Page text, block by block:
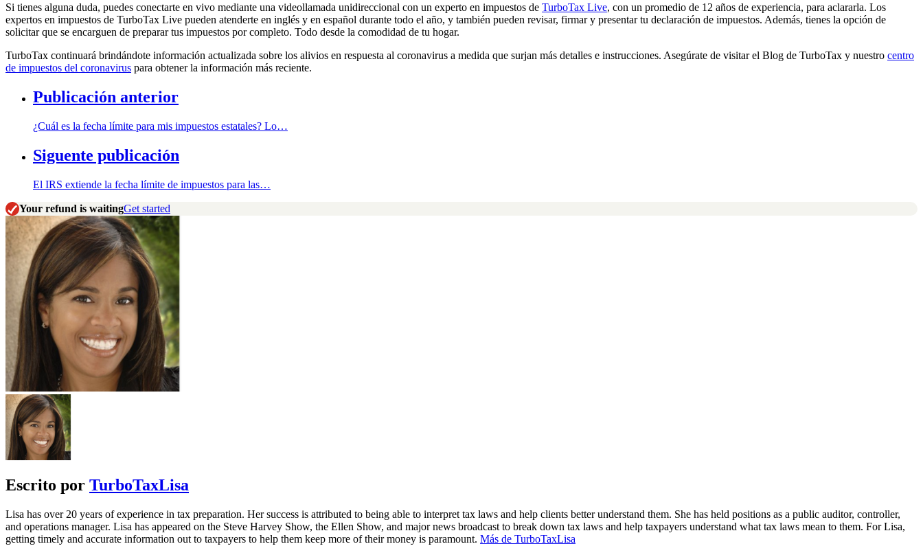
Si tienes alguna duda, puedes conectarte en vivo mediante una videollamada unidireccional con un experto en impuestos de TurboTax Live, con un promedio de 12 años de experiencia, para aclararla. Los
expertos en impuestos de TurboTax Live pueden atenderte en inglés y en español durante todo el año, y también pueden revisar, firmar y presentar tu declaración de impuestos. Además, tienes la opción de
solicitar que se encarguen de preparar tus impuestos por completo. Todo desde la comodidad de tu hogar.
TurboTax continuará brindándote información actualizada sobre los alivios en respuesta al coronavirus a medida que surjan más detalles e instrucciones. Asegúrate de visitar el Blog de TurboTax y nuestro centro
de impuestos del coronavirus para obtener la información más reciente.
Publicación anterior
¿Cuál es la fecha límite para mis impuestos estatales? Lo…
Siguente publicación
El IRS extiende la fecha límite de impuestos para las…
Your refund is waitingGet started
Escrito por TurboTaxLisa
Lisa has over 20 years of experience in tax preparation. Her success is attributed to being able to interpret tax laws and help clients better understand them. She has held positions as a public auditor, controller,
and operations manager. Lisa has appeared on the Steve Harvey Show, the Ellen Show, and major news broadcast to break down tax laws and help taxpayers understand what tax laws mean to them. For Lisa,
getting timely and accurate information out to taxpayers to help them keep more of their money is paramount. Más de TurboTaxLisa